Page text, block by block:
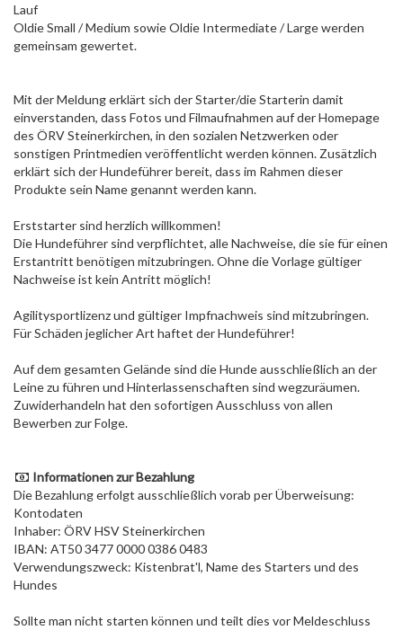
Lauf
Oldie Small / Medium sowie Oldie Intermediate / Large werden
gemeinsam gewertet.
Mit der Meldung erklärt sich der Starter/die Starterin damit
einverstanden, dass Fotos und Filmaufnahmen auf der Homepage
des ÖRV Steinerkirchen, in den sozialen Netzwerken oder
sonstigen Printmedien veröffentlicht werden können. Zusätzlich
erklärt sich der Hundeführer bereit, dass im Rahmen dieser
Produkte sein Name genannt werden kann.
Erststarter sind herzlich willkommen!
Die Hundeführer sind verpflichtet, alle Nachweise, die sie für einen
Erstantritt benötigen mitzubringen. Ohne die Vorlage gültiger
Nachweise ist kein Antritt möglich!
Agilitysportlizenz und gültiger Impfnachweis sind mitzubringen.
Für Schäden jeglicher Art haftet der Hundeführer!
Auf dem gesamten Gelände sind die Hunde ausschließlich an der
Leine zu führen und Hinterlassenschaften sind wegzuräumen.
Zuwiderhandeln hat den sofortigen Ausschluss von allen
Bewerben zur Folge.
Informationen zur Bezahlung
Die Bezahlung erfolgt ausschließlich vorab per Überweisung:
Kontodaten
Inhaber: ÖRV HSV Steinerkirchen
IBAN: AT50 3477 0000 0386 0483
Verwendungszweck: Kistenbrat'l, Name des Starters und des
Hundes
Sollte man nicht starten können und teilt dies vor Meldeschluss